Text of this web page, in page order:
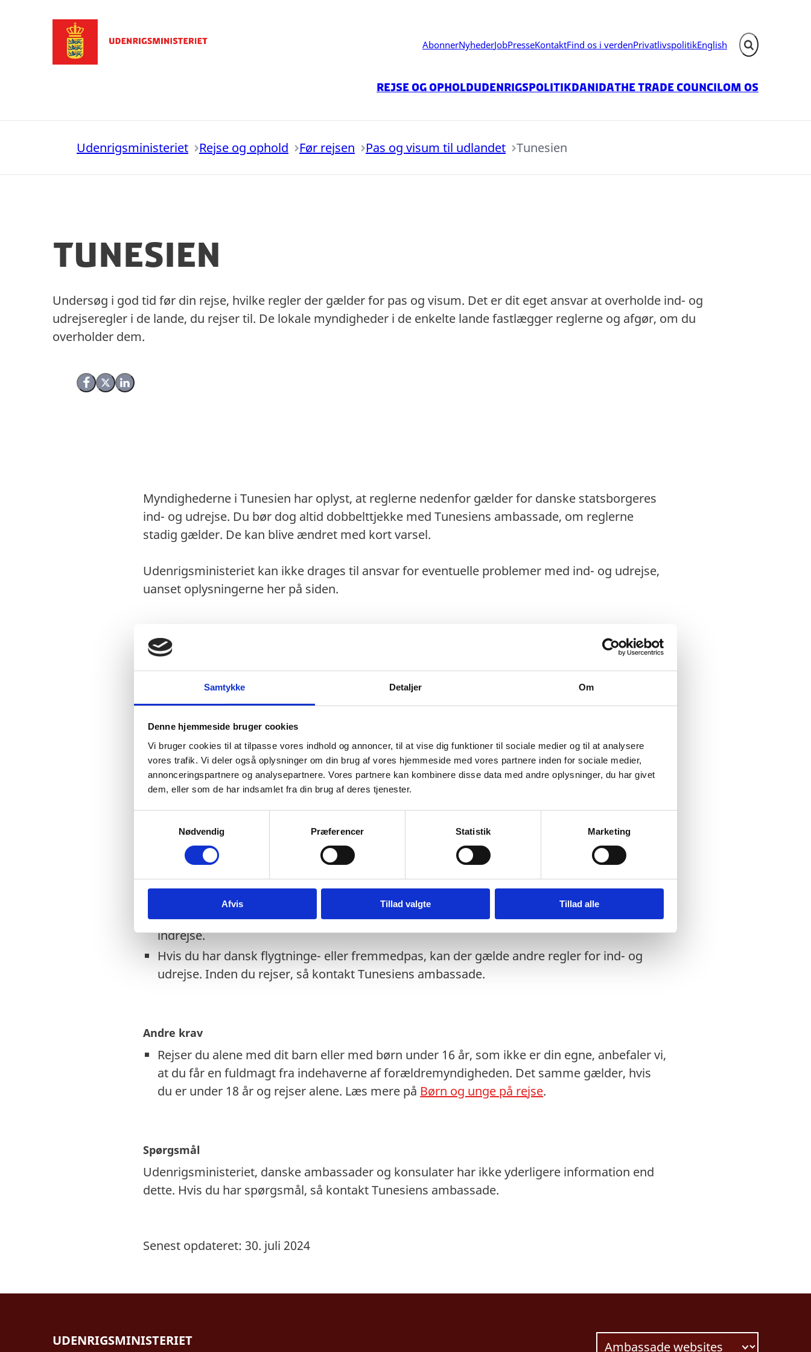
Samtykke Detaljer Om
Denne hjemmeside bruger cookies
Vi bruger cookies til at tilpasse vores indhold og annoncer, til at vise dig funktioner til sociale medier og til at analysere
vores trafik. Vi deler også oplysninger om din brug af vores hjemmeside med vores partnere inden for sociale medier,
annonceringspartnere og analysepartnere. Vores partnere kan kombinere disse data med andre oplysninger, du har givet
dem, eller som de har indsamlet fra din brug af deres tjenester.
v
Nødvendig Præferencer Statistik Marketing
Afvis Tillad valgte Tillad alle
AbonnerNyhederJobPresseKontaktFind os i verdenPrivatlivspolitikEnglish Fold søgefelt ud
Rejse og opholdUdenrigspolitikDanidaThe Trade CouncilOm os
Udenrigsministeriet Rejse og ophold Før rejsen Pas og visum til udlandet Tunesien
Tunesien
Del på Facebook
Del på X (Twitter)
Del på LinkedIn
Undersøg i god tid før din rejse, hvilke regler der gælder for pas og visum. Det er dit eget ansvar at overholde ind- og
udrejseregler i de lande, du rejser til. De lokale myndigheder i de enkelte lande fastlægger reglerne og afgør, om du
overholder dem.
Myndighederne i Tunesien har oplyst, at reglerne nedenfor gælder for danske statsborgeres
ind- og udrejse. Du bør dog altid dobbelttjekke med Tunesiens ambassade, om reglerne
stadig gælder. De kan blive ændret med kort varsel.
Udenrigsministeriet kan ikke drages til ansvar for eventuelle problemer med ind- og udrejse,
uanset oplysningerne her på siden.
Visum
Pas skal være gyldigt under hele opholdet.
Danske forlængede pas anerkendes til ind- og udrejse.
mistet eller kunne vise, at dit ordinære pas er udløbet under dit ophold.
EU-nødpas anerkendes kun ved udrejse.
Tjek på forhånd om et eventuelt transitland på rejsen anerkender et dansk nødpas eller et
EU-nødpas. Kontakt transitlandets ambassade.
Visse viseringer og stempler i dit pas, fx israelske, kan medføre, at du kan blive nægtet
indrejse.
Hvis du har dansk flygtninge- eller fremmedpas, kan der gælde andre regler for ind- og
udrejse. Inden du rejser, så kontakt Tunesiens ambassade.
Andre krav
Rejser du alene med dit barn eller med børn under 16 år, som ikke er din egne, anbefaler vi,
at du får en fuldmagt fra indehaverne af forældremyndigheden. Det samme gælder, hvis
du er under 18 år og rejser alene. Læs mere på Børn og unge på rejse.
Spørgsmål
Udenrigsministeriet, danske ambassader og konsulater har ikke yderligere information end
dette. Hvis du har spørgsmål, så kontakt Tunesiens ambassade.
Senest opdateret: 30. juli 2024
UDENRIGSMINISTERIET